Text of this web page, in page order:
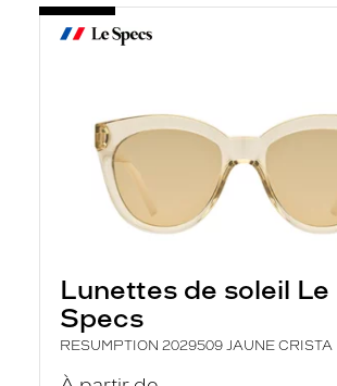
Lunettes de soleil Le
Specs
RESUMPTION 2029509 JAUNE CRISTA